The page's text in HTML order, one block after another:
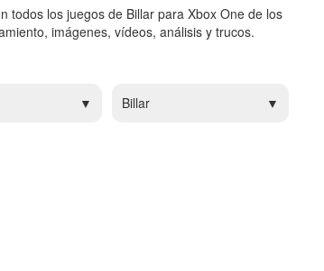
todos los juegos de Billar para Xbox One de los
imágenes, vídeos, análisis y trucos.
Billar